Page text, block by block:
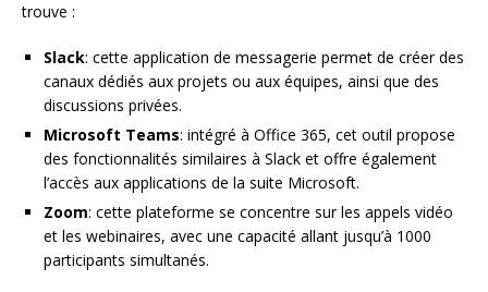
trouve :
Slack: cette application de messagerie permet de créer des
canaux dédiés aux projets ou aux équipes, ainsi que des
discussions privées.
Microsoft Teams: intégré à Office 365, cet outil propose
des fonctionnalités similaires à Slack et offre également
l’accès aux applications de la suite Microsoft.
Zoom: cette plateforme se concentre sur les appels vidéo
et les webinaires, avec une capacité allant jusqu’à 1000
participants simultanés.